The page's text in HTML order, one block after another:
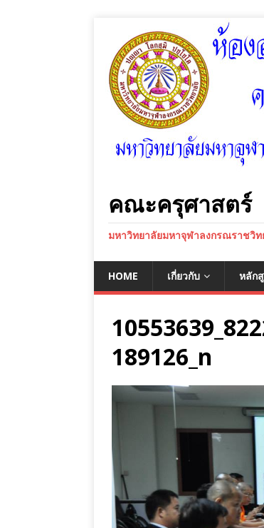
คณะครุศาสตร์
มหาวิทยาลัยมหาจุฬาลงกรณราชวิท
HOME เกี่ยวกับ หลัก
189126_n